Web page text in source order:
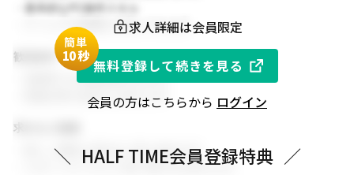
・基本的なPC操作スキル
・チームでの協働を大切にできる方
歓迎条件
・同業界での就業経験がある方
・関連分野の知見をお持ちの方
求める人物像
・新しい挑戦に前向きに取り組める方
・スポーツビジネスに強い関心をお持ちの方
求人詳細は会員限定
簡単
10秒
無料登録して続きを見る
会員の方はこちらから ログイン
＼ HALF TIME会員登録特典 ／